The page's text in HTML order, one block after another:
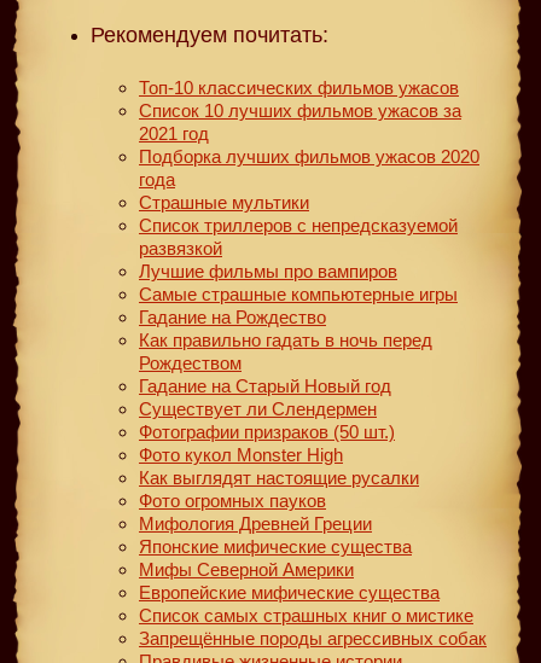
Рекомендуем почитать:
Топ-10 классических фильмов ужасов
Список 10 лучших фильмов ужасов за
2021 год
Подборка лучших фильмов ужасов 2020
года
Страшные мультики
Список триллеров с непредсказуемой
развязкой
Лучшие фильмы про вампиров
Самые страшные компьютерные игры
Гадание на Рождество
Как правильно гадать в ночь перед
Рождеством
Гадание на Старый Новый год
Существует ли Слендермен
Фотографии призраков (50 шт.)
Фото кукол Monster High
Как выглядят настоящие русалки
Фото огромных пауков
Мифология Древней Греции
Японские мифические существа
Мифы Северной Америки
Европейские мифические существа
Список самых страшных книг о мистике
Запрещённые породы агрессивных собак